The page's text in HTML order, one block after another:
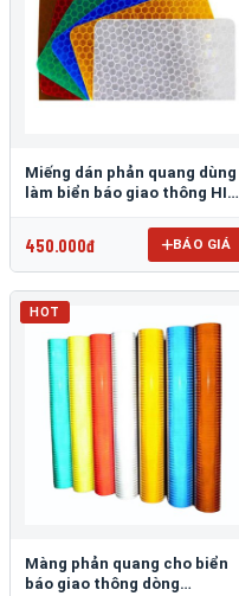
Miếng dán phản quang dùng
làm biển báo giao thông HIP
450.000đ BÁO GIÁ
HOT
Màng phản quang cho biển
báo giao thông dòng